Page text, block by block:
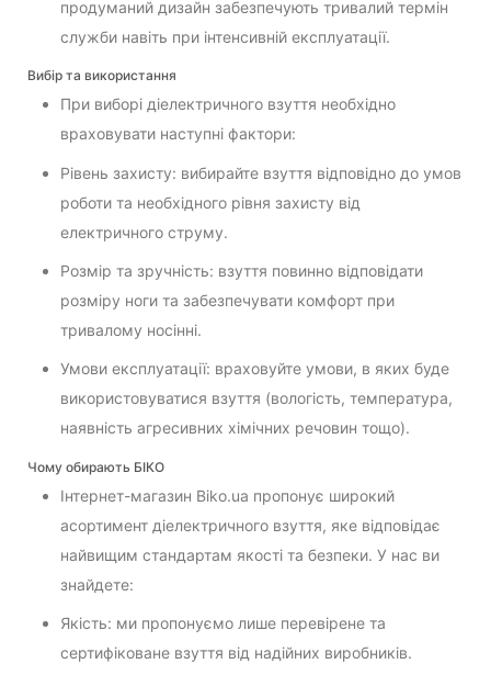
продуманий дизайн забезпечують тривалий термін
служби навіть при інтенсивній експлуатації.
Вибір та використання
При виборі діелектричного взуття необхідно
враховувати наступні фактори:
Рівень захисту: вибирайте взуття відповідно до умов
роботи та необхідного рівня захисту від
електричного струму.
Розмір та зручність: взуття повинно відповідати
розміру ноги та забезпечувати комфорт при
тривалому носінні.
Умови експлуатації: враховуйте умови, в яких буде
використовуватися взуття (вологість, температура,
наявність агресивних хімічних речовин тощо).
Чому обирають БІКО
Інтернет-магазин Biko.ua пропонує широкий
асортимент діелектричного взуття, яке відповідає
найвищим стандартам якості та безпеки. У нас ви
знайдете:
Якість: ми пропонуємо лише перевірене та
сертифіковане взуття від надійних виробників.